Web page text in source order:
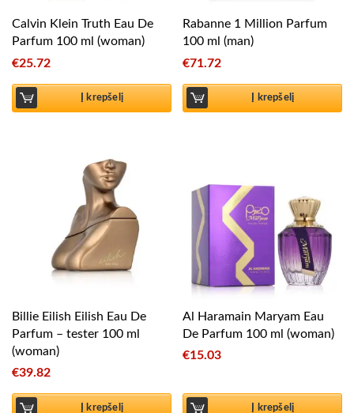
Calvin Klein Truth Eau De
Parfum 100 ml (woman)
€25.72
Į krepšelį
Rabanne 1 Million Parfum
100 ml (man)
€71.72
Į krepšelį
Billie Eilish Eilish Eau De
Parfum – tester 100 ml
(woman)
€39.82
Į krepšelį
Al Haramain Maryam Eau
De Parfum 100 ml (woman)
€15.03
Į krepšelį